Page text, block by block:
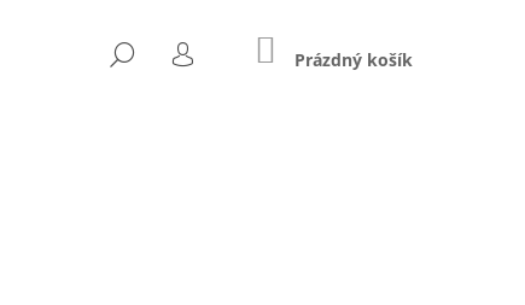
HLEDAT
PŘIHLÁŠENÍ
NÁKUPNÍ
KOŠÍK
Prázdný košík